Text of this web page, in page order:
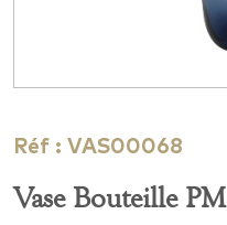
Réf : VAS00068
Vase Bouteille PM